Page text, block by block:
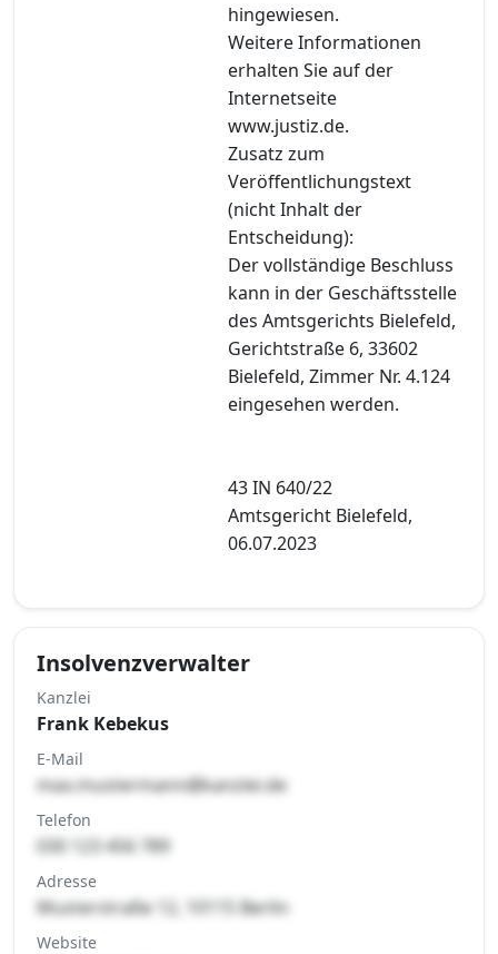
hingewiesen.
Weitere Informationen
erhalten Sie auf der
Internetseite
www.justiz.de.
Zusatz zum
Veröffentlichungstext
(nicht Inhalt der
Entscheidung):
Der vollständige Beschluss
kann in der Geschäftsstelle
des Amtsgerichts Bielefeld,
Gerichtstraße 6, 33602
Bielefeld, Zimmer Nr. 4.124
eingesehen werden.
43 IN 640/22
Amtsgericht Bielefeld,
06.07.2023
Insolvenzverwalter
Kanzlei
Frank Kebekus
E-Mail
max.mustermann@kanzlei.de
Telefon
030 123 456 789
Adresse
Musterstraße 12, 10115 Berlin
Website